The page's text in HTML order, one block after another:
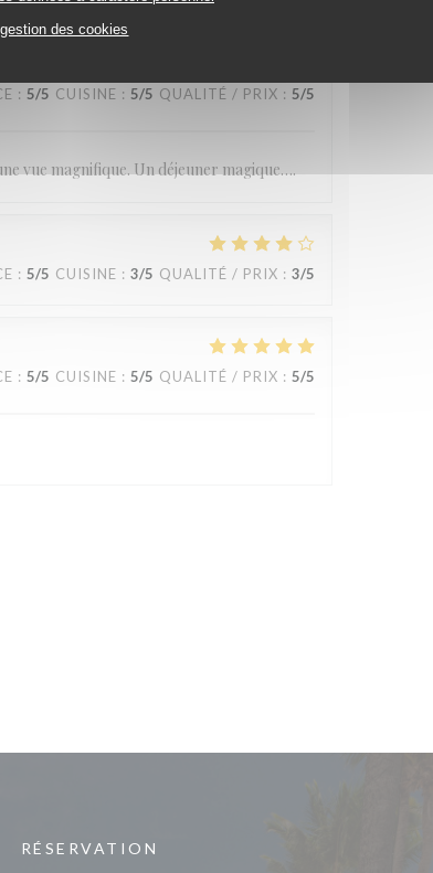
des cookies
: 5/5 CUISINE : 5/5 QUALITÉ / PRIX : 5/5
vue magnifique. Un déjeuner magique….
: 5/5 CUISINE : 3/5 QUALITÉ / PRIX : 3/5
: 5/5 CUISINE : 5/5 QUALITÉ / PRIX : 5/5
RÉSERVATION